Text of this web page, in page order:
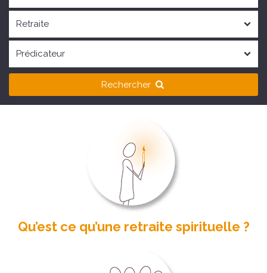
Rechercher
Qu’est ce qu’une retraite spirituelle ?